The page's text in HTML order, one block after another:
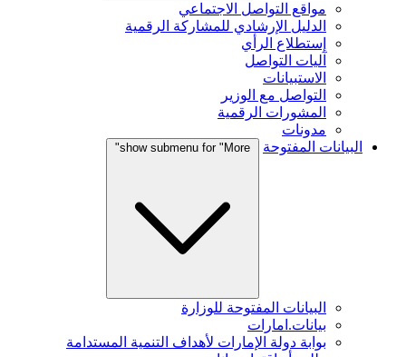
مواقع التواصل الاجتماعي
الدليل الإرشادي للمشاركة الرقمية
إستطلاع الرأي
آليات التواصل
الاستبيانات
التواصل مع الوزير
المشورات الرقمية
مدونات
البيانات المفتوحة
show submenu for "More"
البيانات المفتوحة للوزارة
بيانات.امارات
بوابة دولة الإمارات لأهداف التنمية المستدامة